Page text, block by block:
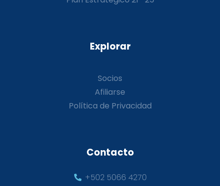
Explorar
Socios
Afiliarse
Política de Privacidad
Contacto
+502 5066 4270